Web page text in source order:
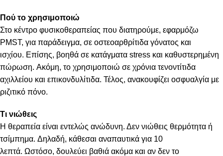
Πού το χρησιμοποιώ
Στο κέντρο φυσικοθεραπείας που διατηρούμε, εφαρμόζω
PMST, για παράδειγμα, σε οστεοαρθρίτιδα γόνατος και
ισχίου. Επίσης, βοηθά σε κατάγματα stress και καθυστερημένη
πώρωση. Ακόμη, το χρησιμοποιώ σε χρόνια τενοντίτιδα
αχιλλείου και επικονδυλίτιδα. Τέλος, ανακουφίζει οσφυαλγία με
ριζιτικό πόνο.
Τι νιώθεις
Η θεραπεία είναι εντελώς ανώδυνη. Δεν νιώθεις θερμότητα ή
τσίμπημα. Δηλαδή, κάθεσαι αναπαυτικά για 10
λεπτά. Ωστόσο, δουλεύει βαθιά ακόμα και αν δεν το